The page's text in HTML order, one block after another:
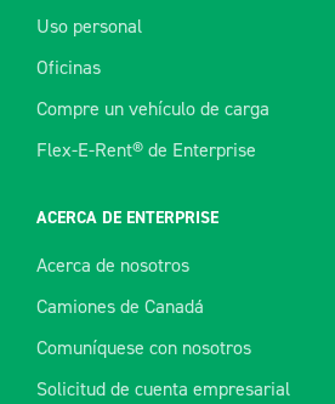
Uso personal
Oficinas
Compre un vehículo de carga
Flex-E-Rent® de Enterprise
ACERCA DE ENTERPRISE
Acerca de nosotros
Camiones de Canadá
Comuníquese con nosotros
Solicitud de cuenta empresarial